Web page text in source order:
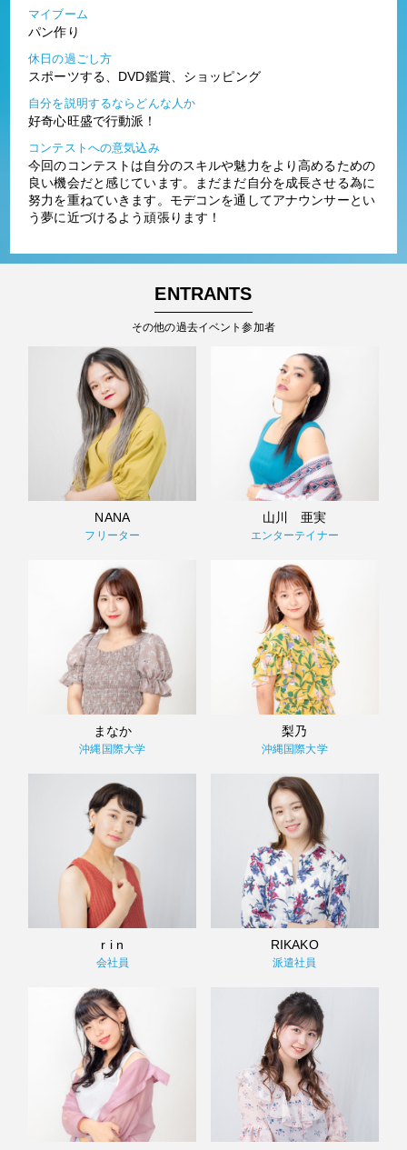
マイブーム
パン作り
休日の過ごし方
スポーツする、DVD鑑賞、ショッピング
自分を説明するならどんな人か
好奇心旺盛で行動派！
コンテストへの意気込み
今回のコンテストは自分のスキルや魅力をより高めるための
良い機会だと感じています。まだまだ自分を成長させる為に
努力を重ねていきます。モデコンを通してアナウンサーとい
う夢に近づけるよう頑張ります！
ENTRANTS
その他の過去イベント参加者
NANA
フリーター
山川 亜実
エンターテイナー
まなか
沖縄国際大学
梨乃
沖縄国際大学
r i n
会社員
RIKAKO
派遣社員